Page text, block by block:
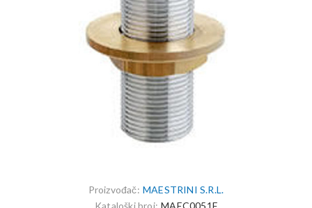
Proizvođač: MAESTRINI S.R.L.